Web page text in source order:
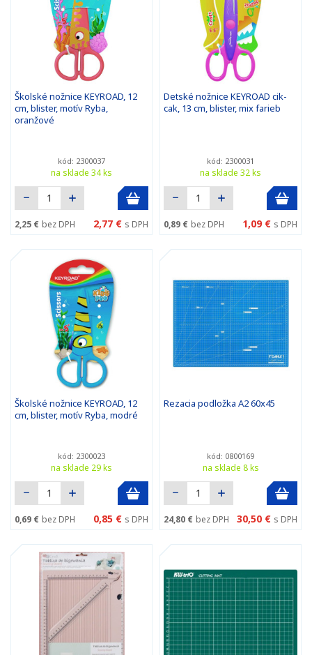
Školské nožnice KEYROAD, 12
cm, blister, motív Ryba,
oranžové
kód: 2300037
na sklade 34 ks
2,25 € bez DPH 2,77 € s DPH
Detské nožnice KEYROAD cik-
cak, 13 cm, blister, mix farieb
kód: 2300031
na sklade 32 ks
0,89 € bez DPH 1,09 € s DPH
Školské nožnice KEYROAD, 12
cm, blister, motív Ryba, modré
kód: 2300023
na sklade 29 ks
0,69 € bez DPH 0,85 € s DPH
Rezacia podložka A2 60x45
kód: 0800169
na sklade 8 ks
24,80 € bez DPH 30,50 € s DPH